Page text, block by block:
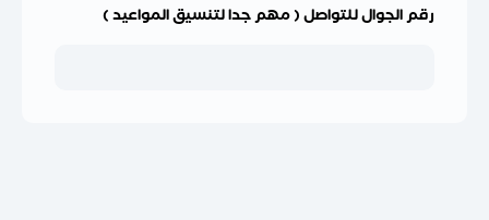
رقم الجوال للتواصل ( مهم جدا لتنسيق المواعيد )